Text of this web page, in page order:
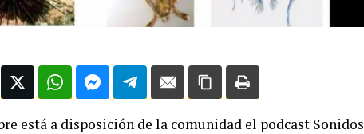
está a disposición de la comunidad el podcast Sonidos